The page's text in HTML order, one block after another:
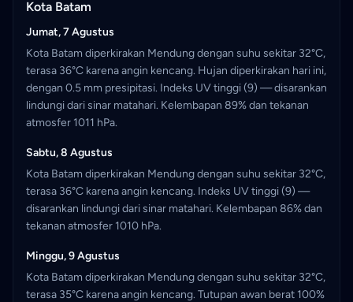
Kota Batam
Jumat, 7 Agustus
Kota Batam diperkirakan Mendung dengan suhu sekitar 32°C,
terasa 36°C karena angin kencang. Hujan diperkirakan hari ini,
dengan 0.5 mm presipitasi. Indeks UV tinggi (9) — disarankan
lindungi dari sinar matahari. Kelembapan 89% dan tekanan
atmosfer 1011 hPa.
Sabtu, 8 Agustus
Kota Batam diperkirakan Mendung dengan suhu sekitar 32°C,
terasa 36°C karena angin kencang. Indeks UV tinggi (9) —
disarankan lindungi dari sinar matahari. Kelembapan 86% dan
tekanan atmosfer 1010 hPa.
Minggu, 9 Agustus
Kota Batam diperkirakan Mendung dengan suhu sekitar 32°C,
terasa 35°C karena angin kencang. Tutupan awan berat 100%